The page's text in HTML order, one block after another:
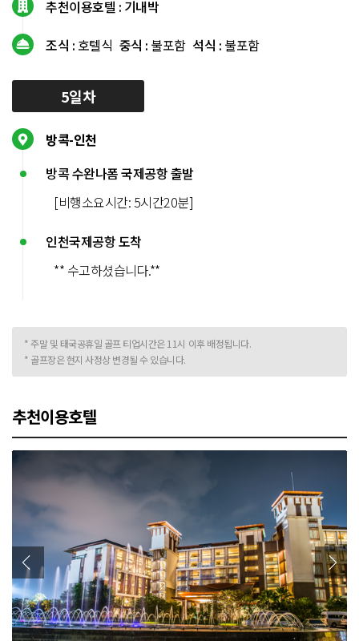
추천이용호텔 : 기내박
조식 : 호텔식 중식 : 불포함 석식 : 불포함
5일차
방콕-인천
방콕 수완나폼 국제공항 출발
[비행소요시간: 5시간20분]
인천국제공항 도착
** 수고하셨습니다.**
* 주말 및 태국공휴일 골프 티업시간은 11시 이후 배정됩니다.
* 골프장은 현지 사정상 변경될 수 있습니다.
추천이용호텔